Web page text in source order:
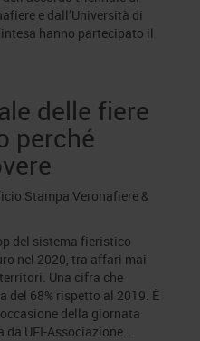
e dall’Università di
hanno partecipato il
delle fiere
perché
Stampa Veronafiere &
del sistema fieristico
nel 2020, tra affari mai
Una cifra che
del 68% rispetto al 2019. È
della giornata
da UFI-Associazione…